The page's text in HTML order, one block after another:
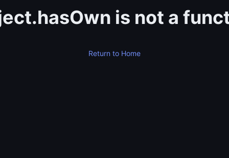
is not a
Return to Home